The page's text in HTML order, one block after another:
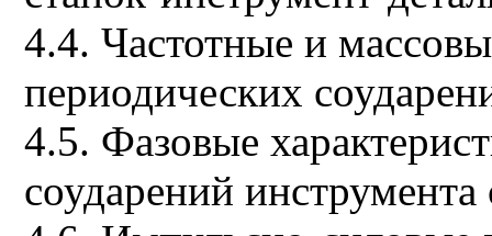
4.4. Частотные и
периодических
4.5. Фазовые
соударений инструмента